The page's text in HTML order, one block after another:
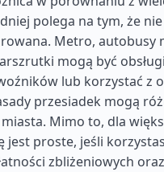
polega na tym, że
Metro, autobusy
mogą być
lub korzystać z
przesiadek mogą
Mimo to, dla
jest proste, jeśli
zbliżeniowych